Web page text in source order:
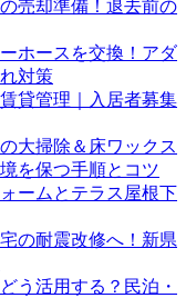
売却準備！退去前の
ホースを交換！アダ
対策
貸管理｜入居者募集
大掃除＆床ワックス
を保つ手順とコツ
ームとテラス屋根下
の耐震改修へ！新県
う活用する？民泊・